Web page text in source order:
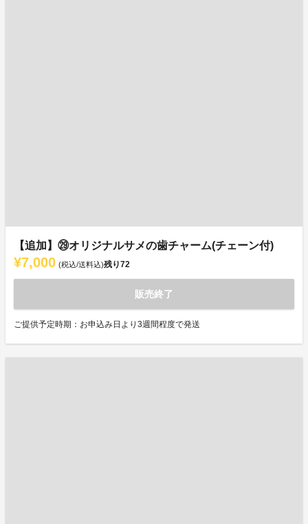
【追加】㉙オリジナルサメの歯チャーム(チェーン付)
¥7,000 (税込/送料込)残り72
販売終了
ご提供予定時期：お申込み日より3週間程度で発送